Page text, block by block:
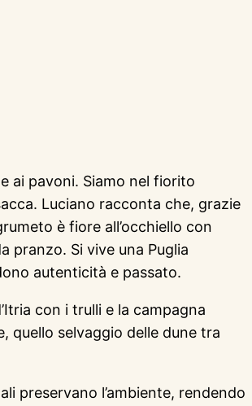
ai pavoni. Siamo nel fiorito
Luciano racconta che, grazie
è fiore all’occhiello con
pranzo. Si vive una Puglia
autenticità e passato.
con i trulli e la campagna
quello selvaggio delle dune tra
preservano l’ambiente, rendendo